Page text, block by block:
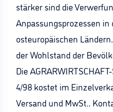
stärker sind die
Anpassungsprozessen
osteuropäischen
der Wohlstand der
Die
4/98 kostet im
Versand und MwSt..